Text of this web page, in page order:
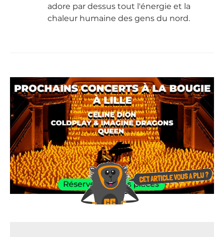
adore par dessus tout l'énergie et la
chaleur humaine des gens du nord.